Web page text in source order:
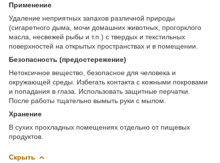
Применение
Удаление неприятных запахов различной природы
(сигаретного дыма, мочи домашних животных, прогорклого
масла, несвежей рыбы и т.п.) с твердых и текстильных
поверхностей на открытых пространствах и в помещении.
Безопасность (предостережение)
Нетоксичное вещество, безопасное для человека и
окружающей среды. Избегать контакта с кожными покровами
и попадания в глаза. Использовать защитные перчатки.
После работы тщательно вымыть руки с мылом.
Хранение
В сухих прохладных помещениях отдельно от пищевых
продуктов.
Скрыть